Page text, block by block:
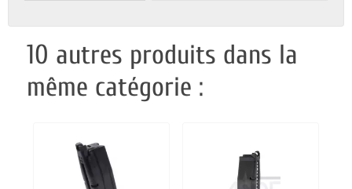
10 autres produits dans la
même catégorie :